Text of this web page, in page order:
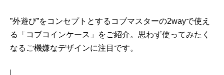
”外遊び”をコンセプトとするコブマスターの2wayで使え
る「コブコインケース」をご紹介。思わず使ってみたく
なるご機嫌なデザインに注目です。